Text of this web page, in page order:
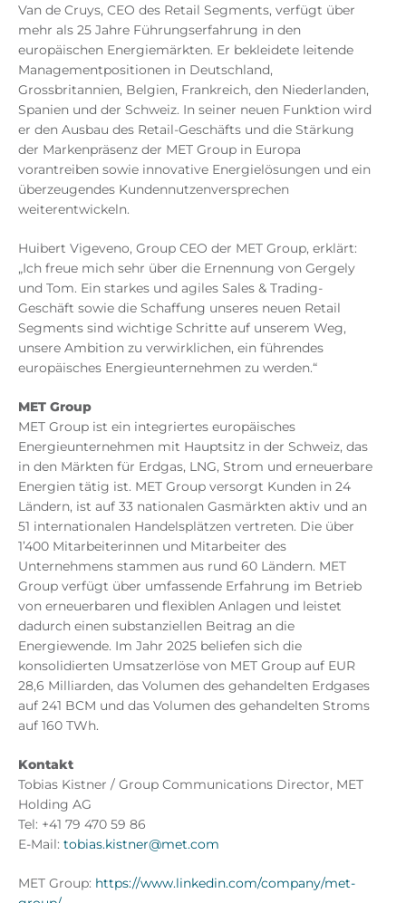
Van de Cruys, CEO des Retail Segments, verfügt über
mehr als 25 Jahre Führungserfahrung in den
europäischen Energiemärkten. Er bekleidete leitende
Managementpositionen in Deutschland,
Grossbritannien, Belgien, Frankreich, den Niederlanden,
Spanien und der Schweiz. In seiner neuen Funktion wird
er den Ausbau des Retail-Geschäfts und die Stärkung
der Markenpräsenz der MET Group in Europa
vorantreiben sowie innovative Energielösungen und ein
überzeugendes Kundennutzenversprechen
weiterentwickeln.
Huibert Vigeveno, Group CEO der MET Group, erklärt:
„Ich freue mich sehr über die Ernennung von Gergely
und Tom. Ein starkes und agiles Sales & Trading-
Geschäft sowie die Schaffung unseres neuen Retail
Segments sind wichtige Schritte auf unserem Weg,
unsere Ambition zu verwirklichen, ein führendes
europäisches Energieunternehmen zu werden.“
MET Group
MET Group ist ein integriertes europäisches
Energieunternehmen mit Hauptsitz in der Schweiz, das
in den Märkten für Erdgas, LNG, Strom und erneuerbare
Energien tätig ist. MET Group versorgt Kunden in 24
Ländern, ist auf 33 nationalen Gasmärkten aktiv und an
51 internationalen Handelsplätzen vertreten. Die über
1’400 Mitarbeiterinnen und Mitarbeiter des
Unternehmens stammen aus rund 60 Ländern. MET
Group verfügt über umfassende Erfahrung im Betrieb
von erneuerbaren und flexiblen Anlagen und leistet
dadurch einen substanziellen Beitrag an die
Energiewende. Im Jahr 2025 beliefen sich die
konsolidierten Umsatzerlöse von MET Group auf EUR
28,6 Milliarden, das Volumen des gehandelten Erdgases
auf 241 BCM und das Volumen des gehandelten Stroms
auf 160 TWh.
Kontakt
Tobias Kistner / Group Communications Director, MET
Holding AG
Tel: +41 79 470 59 86
E-Mail: tobias.kistner@met.com
MET Group: https://www.linkedin.com/company/met-